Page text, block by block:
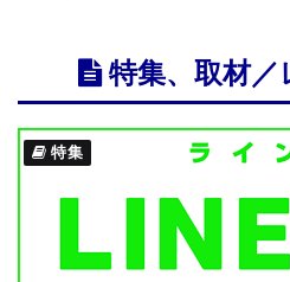
特集、取材
特集